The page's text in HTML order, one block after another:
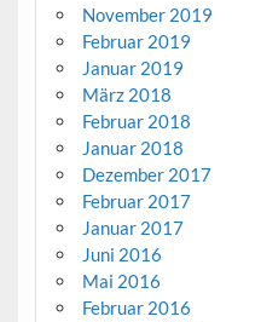
November 2019
Februar 2019
Januar 2019
März 2018
Februar 2018
Januar 2018
Dezember 2017
Februar 2017
Januar 2017
Juni 2016
Mai 2016
Februar 2016